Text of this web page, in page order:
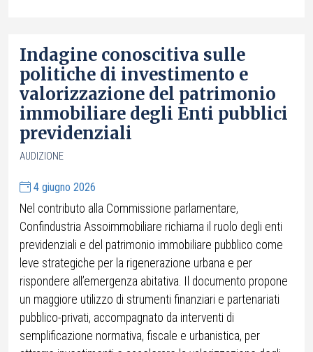
Indagine conoscitiva sulle
politiche di investimento e
valorizzazione del patrimonio
immobiliare degli Enti pubblici
previdenziali
AUDIZIONE
4 giugno 2026
Nel contributo alla Commissione parlamentare,
Confindustria Assoimmobiliare richiama il ruolo degli enti
previdenziali e del patrimonio immobiliare pubblico come
leve strategiche per la rigenerazione urbana e per
rispondere all’emergenza abitativa. Il documento propone
un maggiore utilizzo di strumenti finanziari e partenariati
pubblico-privati, accompagnato da interventi di
semplificazione normativa, fiscale e urbanistica, per